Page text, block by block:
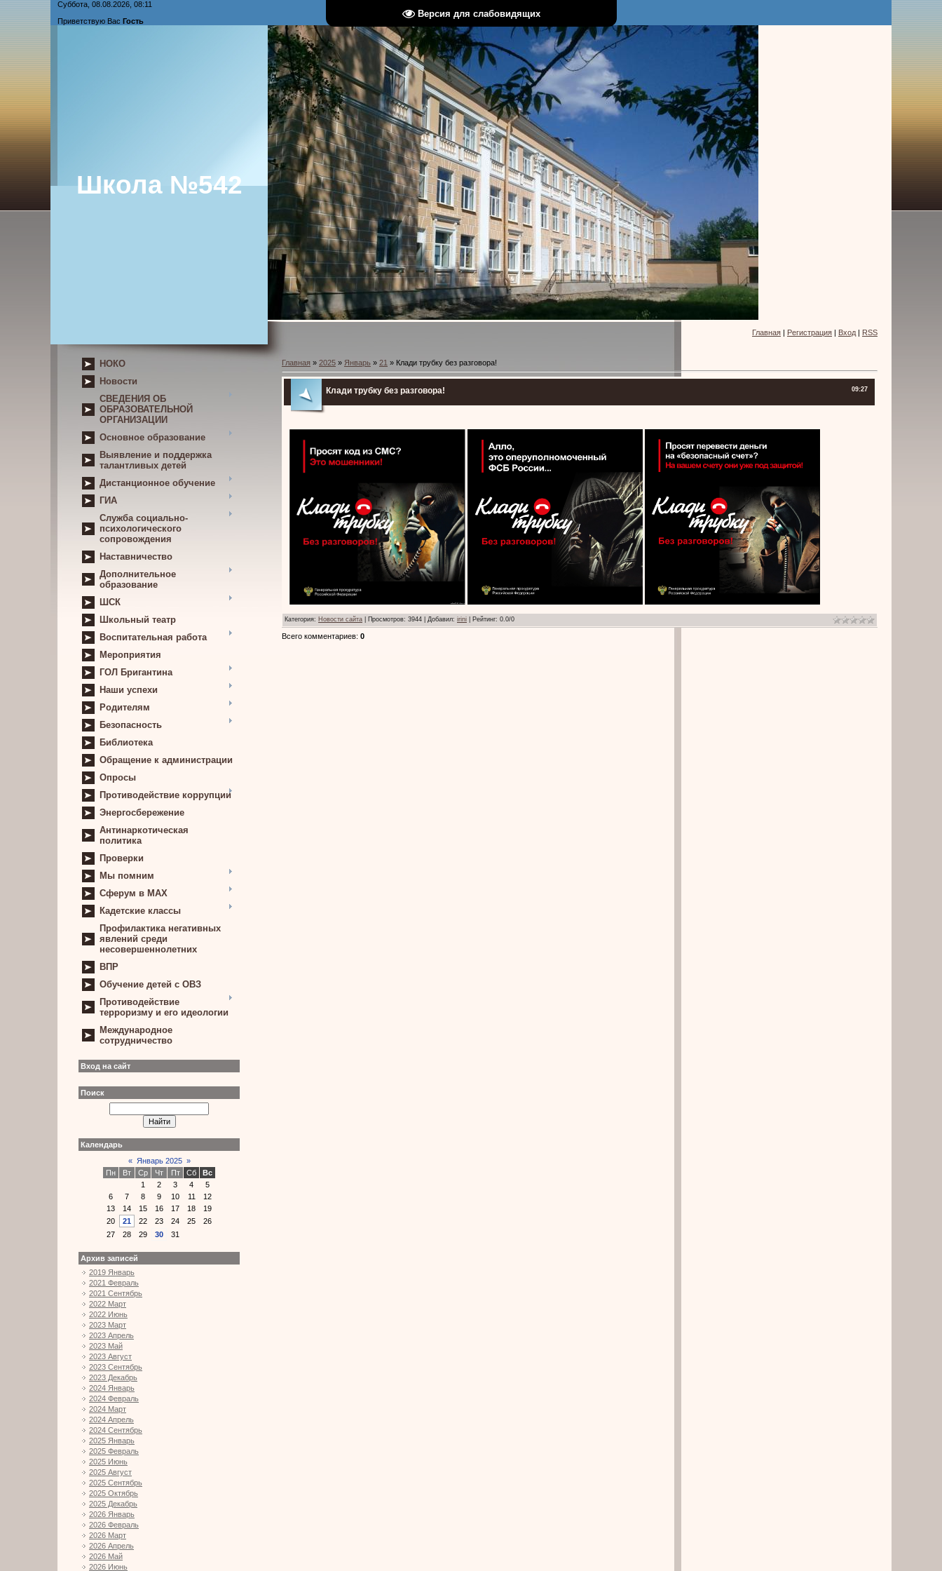
Версия для слабовидящих
Суббота, 08.08.2026, 08:11
Приветствую Вас Гость
Школа №542
Главная | Регистрация | Вход | RSS
НОКО
Новости
СВЕДЕНИЯ ОБ
ОБРАЗОВАТЕЛЬНОЙ
ОРГАНИЗАЦИИ
Основное образование
Выявление и поддержка
талантливых детей
Дистанционное обучение
ГИА
Служба социально-
психологического
сопровождения
Наставничество
Дополнительное
образование
ШСК
Школьный театр
Воспитательная работа
Мероприятия
ГОЛ Бригантина
Наши успехи
Родителям
Безопасность
Библиотека
Обращение к администрации
Опросы
Противодействие коррупции
Энергосбережение
Антинаркотическая
политика
Проверки
Мы помним
Сферум в MAX
Кадетские классы
Профилактика негативных
явлений среди
несовершеннолетних
ВПР
Обучение детей с ОВЗ
Противодействие
терроризму и его идеологии
Международное
сотрудничество
Вход на сайт
Поиск
Календарь
« Январь 2025 »
Пн
Вт Ср Чт Пт Сб
Вс
1
2 3 4
5
6
7 8 9 10 11
12
13
14 15 16 17 18
19
20
21 22 23 24 25
26
27
28 29 30 31
Архив записей
2019 Январь
2021 Февраль
2021 Сентябрь
2022 Март
2022 Июнь
2023 Март
2023 Апрель
2023 Май
2023 Август
2023 Сентябрь
2023 Декабрь
2024 Январь
2024 Февраль
2024 Март
2024 Апрель
2024 Сентябрь
2025 Январь
2025 Февраль
2025 Июнь
2025 Август
2025 Сентябрь
2025 Октябрь
2025 Декабрь
2026 Январь
2026 Февраль
2026 Март
2026 Апрель
2026 Май
2026 Июнь
Главная » 2025 » Январь » 21 » Клади трубку без разговора!
09:27
Клади трубку без разговора!
Категория: Новости сайта Просмотров: 3944 Добавил: irini Рейтинг: 0.0/0
Всего комментариев: 0